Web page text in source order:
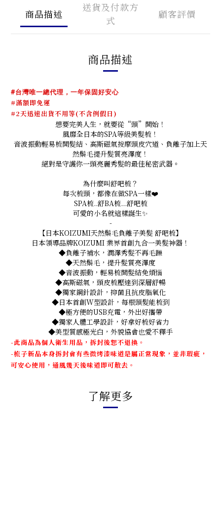
商品描述
送貨及付款方
式
顧客評價
商品描述
#台灣唯一總代理，一年保固好安心
#滿額即免運
#2天迅速出貨不用等(不含例假日)
想要完美人生，就要從“頭”開始！
風靡全日本的SPA等級美髮梳！
音波振動輕易梳開髮結、高斯磁氣按摩頭皮穴道、負離子加上天
然鬃毛提升髮質亮澤度！
絕對是守護你一頭亮麗秀髮的最佳秘密武器。
為什麼叫舒吧梳？
每次梳頭，都像在做SPA一樣❤️
SPA梳..舒BA梳...舒吧梳
可愛的小名就這樣誕生✨
-
【日本KOIZUMI天然鬃毛負離子美髮 舒吧梳】
日本領導品牌KOIZUMI 業界首創九合一美髮神器！
◆負離子補水，潤澤秀髮不再毛躁
◆天然鬃毛，提升髮質亮澤度
◆音波振動，輕易梳開髮結免煩惱
◆高斯磁氣，頭皮梳壓達到深層舒暢
◆獨家鋼針設計，抑菌且抗皮脂氧化
◆日本首創W型設計，每根頭髮能梳到
◆極方便的USB充電，外出好攜帶
◆獨家人體工學設計，好拿好梳好省力
◆美型質感極光白，外貌協會也愛不釋手
-此商品為個人衛生用品，拆封後恕不退換。
-梳子新品本身拆封會有些微烤漆味道是屬正常現象，並非瑕疵，
可安心使用，通風幾天後味道即可散去。
了解更多